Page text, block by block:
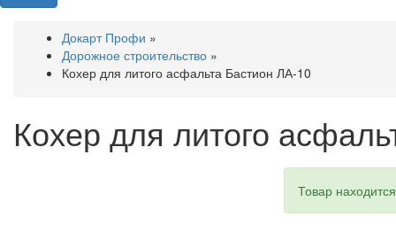
Докарт Профи »
Дорожное строительство »
Кохер для литого асфальта Бастион ЛА-10
Кохер для литого
Товар